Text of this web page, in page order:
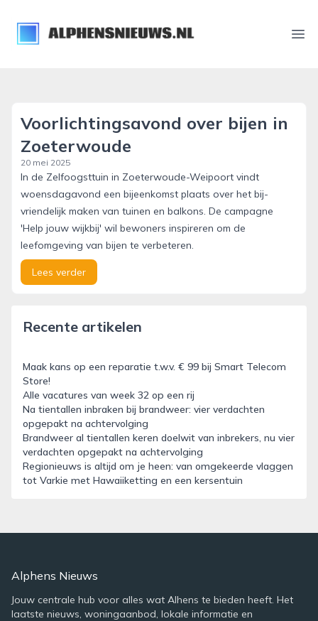
alphensnieuws.nl
Voorlichtingsavond over bijen in
Zoeterwoude
20 mei 2025
In de Zelfoogsttuin in Zoeterwoude-Weipoort vindt
woensdagavond een bijeenkomst plaats over het bij-
vriendelijk maken van tuinen en balkons. De campagne
'Help jouw wijkbij' wil bewoners inspireren om de
leefomgeving van bijen te verbeteren.
Lees verder
Recente artikelen
Maak kans op een reparatie t.w.v. € 99 bij Smart Telecom
Store!
Alle vacatures van week 32 op een rij
Na tientallen inbraken bij brandweer: vier verdachten
opgepakt na achtervolging
Brandweer al tientallen keren doelwit van inbrekers, nu vier
verdachten opgepakt na achtervolging
Regionieuws is altijd om je heen: van omgekeerde vlaggen
tot Varkie met Hawaiiketting en een kersentuin
Alphens Nieuws
Jouw centrale hub voor alles wat Alhens te bieden heeft. Het
laatste nieuws, woningaanbod, lokale informatie en